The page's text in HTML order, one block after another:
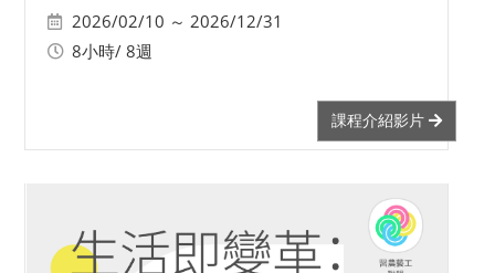
2026/02/10 ～ 2026/12/31
8小時/ 8週
課程介紹影片